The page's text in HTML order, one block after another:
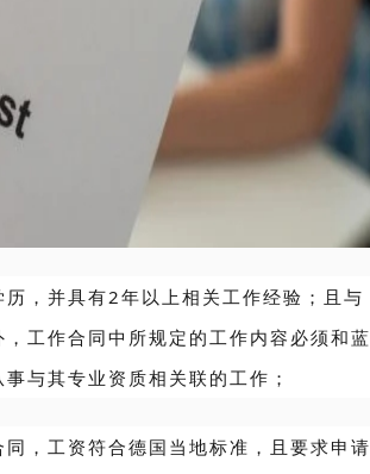
，并具有2年以上相关工作经验；且与
工作合同中所规定的工作内容必须和蓝
与其专业资质相关联的工作；
，工资符合德国当地标准，且要求申请